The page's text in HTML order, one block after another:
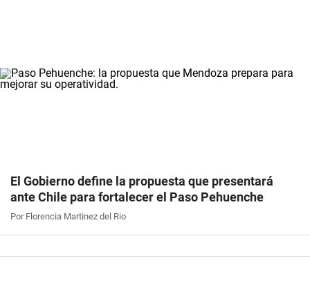
El Gobierno define la propuesta que presentará
ante Chile para fortalecer el Paso Pehuenche
Por Florencia Martinez del Rio